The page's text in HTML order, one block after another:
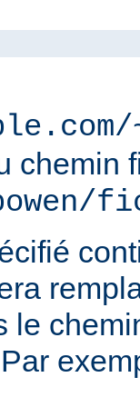
chemin
le